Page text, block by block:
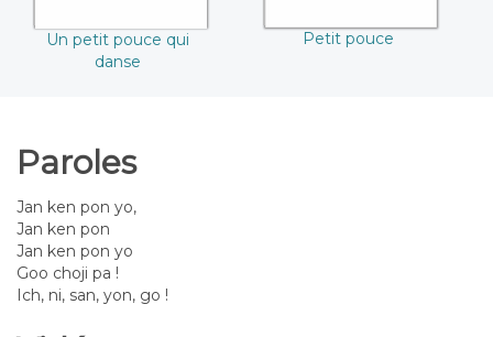
Un petit pouce qui
danse
Petit pouce
Paroles
Jan ken pon yo,
Jan ken pon
Jan ken pon yo
Goo choji pa !
Ich, ni, san, yon, go !